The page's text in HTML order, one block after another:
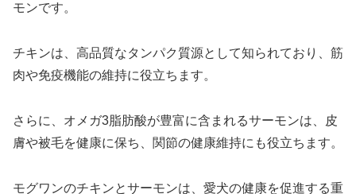
モンです。
チキンは、高品質なタンパク質源として知られており、筋
肉や免疫機能の維持に役立ちます。
さらに、オメガ3脂肪酸が豊富に含まれるサーモンは、皮
膚や被毛を健康に保ち、関節の健康維持にも役立ちます。
モグワンのチキンとサーモンは、愛犬の健康を促進する重